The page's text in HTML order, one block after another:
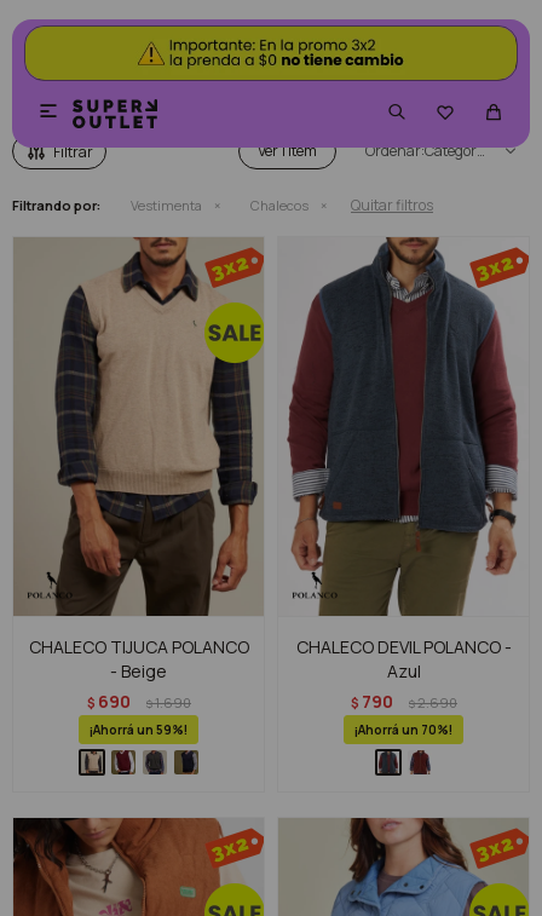


Ver Categoría
Filtrando por: Vestimenta Chalecos Quitar filtros
CHALECO TIJUCA POLANCO
- Beige
$ 690 $1.690
59
CHALECO DEVIL POLANCO -
Azul
$ 790 $2.690
70